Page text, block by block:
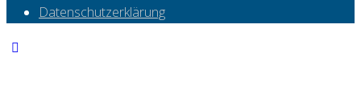
Datenschutzerklärung